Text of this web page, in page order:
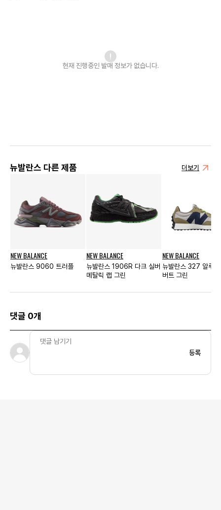
현재 진행중인 발매 정보가 없습니다.
뉴발란스 다른 제품 더보기
NEW BALANCE
뉴발란스 9060 트러플
NEW BALANCE
뉴발란스 1906R 다크 실버
메탈릭 랩 그린
NEW BALANCE
뉴발란스 327 알루
버트 그린
댓글 0개
등록